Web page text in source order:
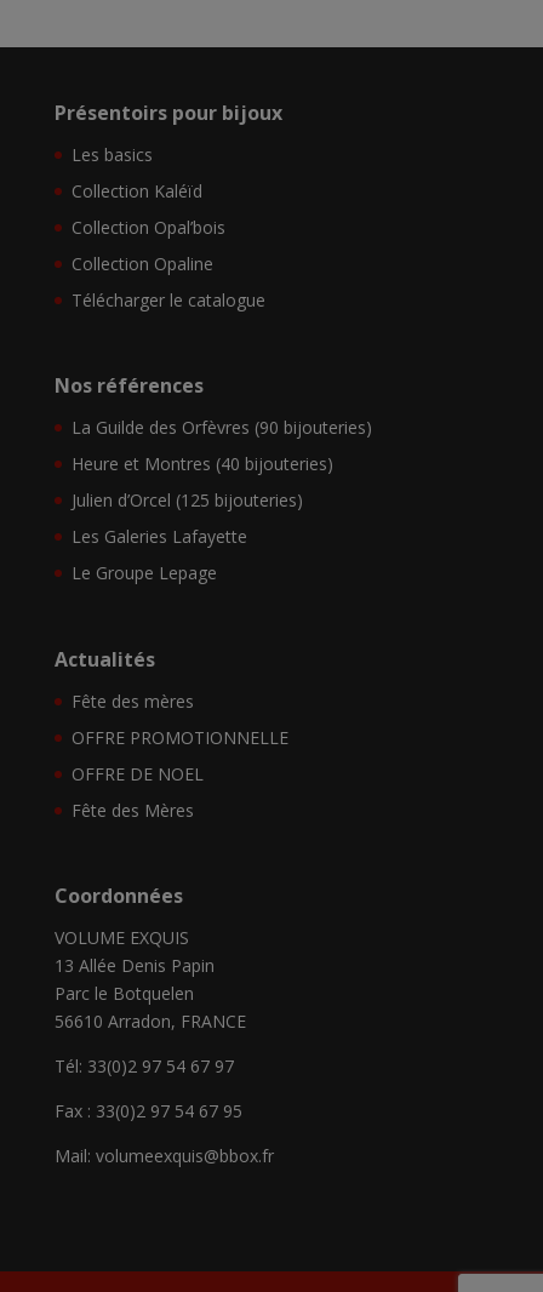
Présentoirs pour bijoux
Les basics
Collection Kaléïd
Collection Opal’bois
Collection Opaline
Télécharger le catalogue
Nos références
La Guilde des Orfèvres (90 bijouteries)
Heure et Montres (40 bijouteries)
Julien d’Orcel (125 bijouteries)
Les Galeries Lafayette
Le Groupe Lepage
Actualités
Fête des mères
OFFRE PROMOTIONNELLE
OFFRE DE NOEL
Fête des Mères
Coordonnées
VOLUME EXQUIS
13 Allée Denis Papin
Parc le Botquelen
56610 Arradon, FRANCE
Tél: 33(0)2 97 54 67 97
Fax : 33(0)2 97 54 67 95
Mail: volumeexquis@bbox.fr